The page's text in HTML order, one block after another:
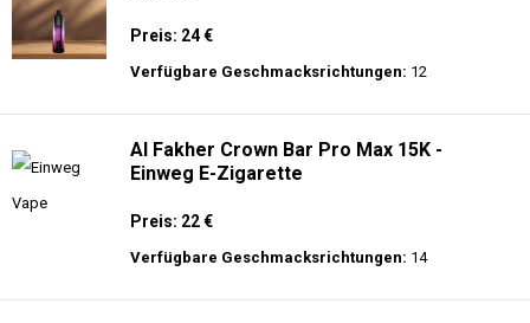
Preis: 24 €
Verfügbare Geschmacksrichtungen: 12
Al Fakher Crown Bar Pro Max 15K -
Einweg E-Zigarette
Preis: 22 €
Verfügbare Geschmacksrichtungen: 14